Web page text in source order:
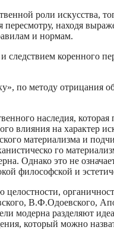
роли искусства,
находя
и нормам.
следствием коренного
по методу отрицания
наследия, которая
влияния на характер
материализма и
го
Однако это не
философской и
целостности,
В.Ф.Одоевского,
модерна разделяют
который можно